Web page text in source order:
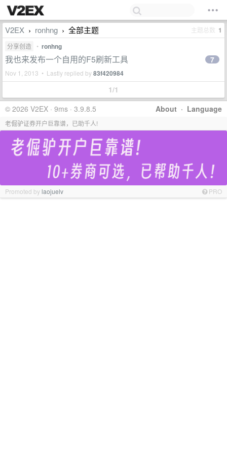
V2EX › ronhng › 全部主题 主题总数 1
分享创造 • ronhng
我也来发布一个自用的F5刷新工具
Nov 1, 2013 • Lastly replied by83f420984
7
1/1
About · Language
© 2026 V2EX · 9ms · 3.9.8.5
老倔驴证券开户巨靠谱，已助千人!
Promoted bylaojuelv PRO